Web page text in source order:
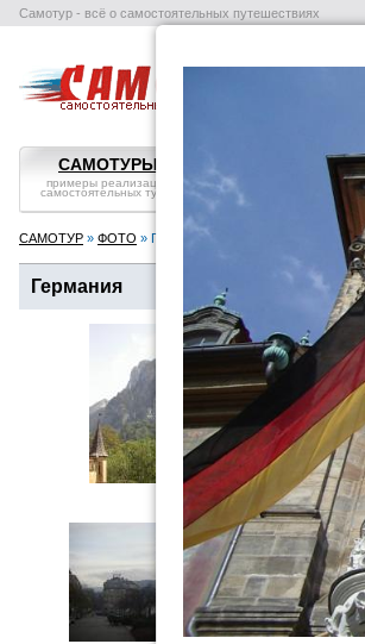
Самотур - всё о самостоятельных путешествиях
САМОТУРЫ
примеры реализации
самостоятельных туров
ВОПРОС-ОТВЕТ
самостоятельные
путешествия: ликбез
САМОТУР » ФОТО » Германия
Германия